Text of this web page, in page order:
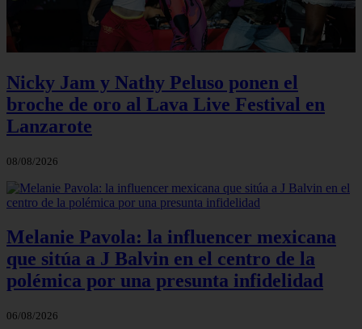
Nicky Jam y Nathy Peluso ponen el
broche de oro al Lava Live Festival en
Lanzarote
08/08/2026
Melanie Pavola: la influencer mexicana
que sitúa a J Balvin en el centro de la
polémica por una presunta infidelidad
06/08/2026